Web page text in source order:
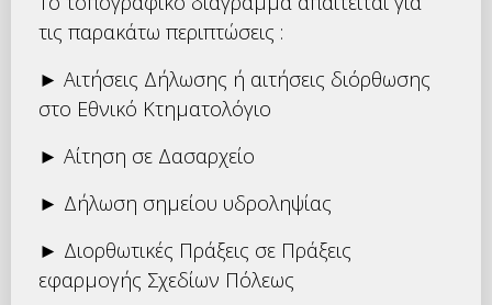
τις παρακάτω περιπτώσεις :
► Αιτήσεις Δήλωσης ή αιτήσεις διόρθωσης
στο Εθνικό Κτηματολόγιο
► Αίτηση σε Δασαρχείο
► Δήλωση σημείου υδροληψίας
► Διορθωτικές Πράξεις σε Πράξεις
εφαρμογής Σχεδίων Πόλεως